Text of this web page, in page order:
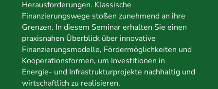
Herausforderungen. Klassische
Finanzierungswege stoßen zunehmend an ihre
Grenzen. In diesem Seminar erhalten Sie einen
praxisnahen Überblick über innovative
Finanzierungsmodelle, Fördermöglichkeiten und
Kooperationsformen, um Investitionen in
Energie- und Infrastrukturprojekte nachhaltig und
wirtschaftlich zu realisieren.